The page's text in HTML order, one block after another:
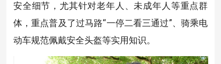
安全细节，尤其针对老年人、未成年人等重点群
体，重点普及了过马路“一停二看三通过”、骑乘电
动车规范佩戴安全头盔等实用知识。